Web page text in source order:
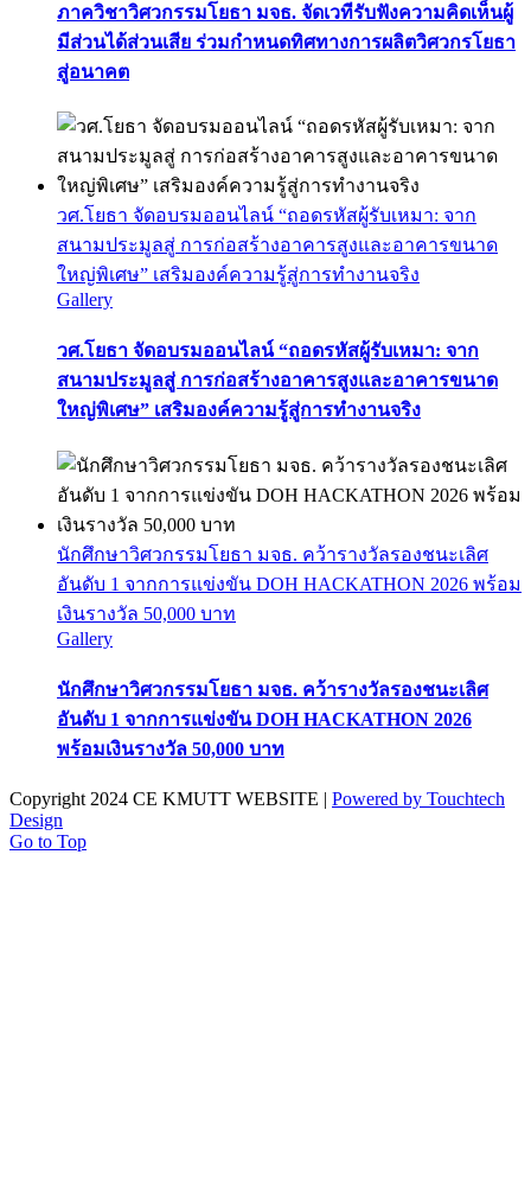
ภาควิชาวิศวกรรมโยธา มจธ. จัดเวทีรับฟังความคิดเห็นผู้
มีส่วนได้ส่วนเสีย ร่วมกำหนดทิศทางการผลิตวิศวกรโยธา
สู่อนาคต
วศ.โยธา จัดอบรมออนไลน์ “ถอดรหัสผู้รับเหมา: จาก
สนามประมูลสู่ การก่อสร้างอาคารสูงและอาคารขนาด
ใหญ่พิเศษ” เสริมองค์ความรู้สู่การทำงานจริง
Gallery
วศ.โยธา จัดอบรมออนไลน์ “ถอดรหัสผู้รับเหมา: จาก
สนามประมูลสู่ การก่อสร้างอาคารสูงและอาคารขนาด
ใหญ่พิเศษ” เสริมองค์ความรู้สู่การทำงานจริง
นักศึกษาวิศวกรรมโยธา มจธ. คว้ารางวัลรองชนะเลิศ
อันดับ 1 จากการแข่งขัน DOH HACKATHON 2026 พร้อม
เงินรางวัล 50,000 บาท
Gallery
นักศึกษาวิศวกรรมโยธา มจธ. คว้ารางวัลรองชนะเลิศ
อันดับ 1 จากการแข่งขัน DOH HACKATHON 2026
พร้อมเงินรางวัล 50,000 บาท
Copyright 2024 CE KMUTT WEBSITE | Powered by Touchtech
Design
Go to Top